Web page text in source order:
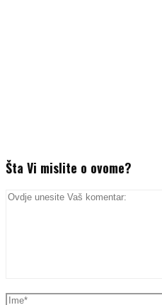
Šta Vi mislite o ovome?